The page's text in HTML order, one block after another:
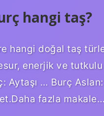
hangi taş?
hangi doğal taş
enerjik ve
Aytaşı … Burç
fazla